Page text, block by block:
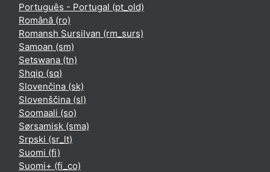
Português - Portugal ‎(pt_old)‎
Română ‎(ro)‎
Romansh Sursilvan ‎(rm_surs)‎
Samoan ‎(sm)‎
Setswana ‎(tn)‎
Shqip ‎(sq)‎
Slovenčina ‎(sk)‎
Slovenščina ‎(sl)‎
Soomaali ‎(so)‎
Sørsamisk ‎(sma)‎
Srpski ‎(sr_lt)‎
Suomi ‎(fi)‎
Suomi+ ‎(fi_co)‎